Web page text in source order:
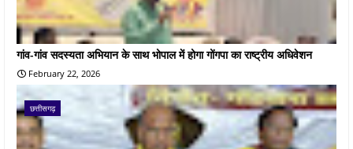
गांव-गांव सदस्यता अभियान के साथ भोपाल में होगा गोंगपा का राष्ट्रीय अधिवेशन
February 22, 2026
छत्तीसगढ़